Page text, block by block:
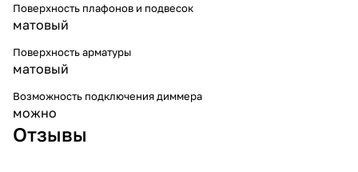
Поверхность плафонов и подвесок
матовый
Поверхность арматуры
матовый
Возможность подключения диммера
можно
Отзывы